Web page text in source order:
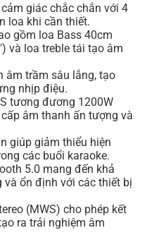
giác chắc chắn với 4
loa khi cần thiết.
gồm loa Bass 40cm
và loa treble tái tạo âm
âm trầm sâu lắng, tạo
nhịp điệu.
tương đương 1200W
âm thanh ấn tượng và
giúp giảm thiểu hiện
các buổi karaoke.
5.0 mang đến khả
và ổn định với các thiết bị
(MWS) cho phép kết
ra trải nghiệm âm